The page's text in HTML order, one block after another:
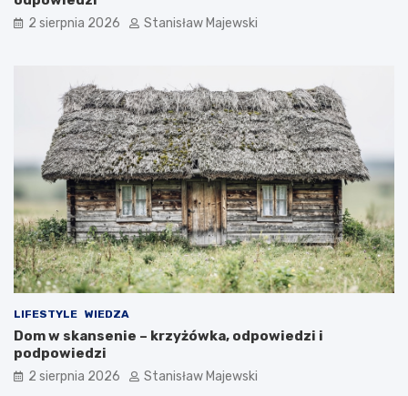
2 sierpnia 2026 Stanisław Majewski
LIFESTYLE WIEDZA
Dom w skansenie – krzyżówka, odpowiedzi i
podpowiedzi
2 sierpnia 2026 Stanisław Majewski